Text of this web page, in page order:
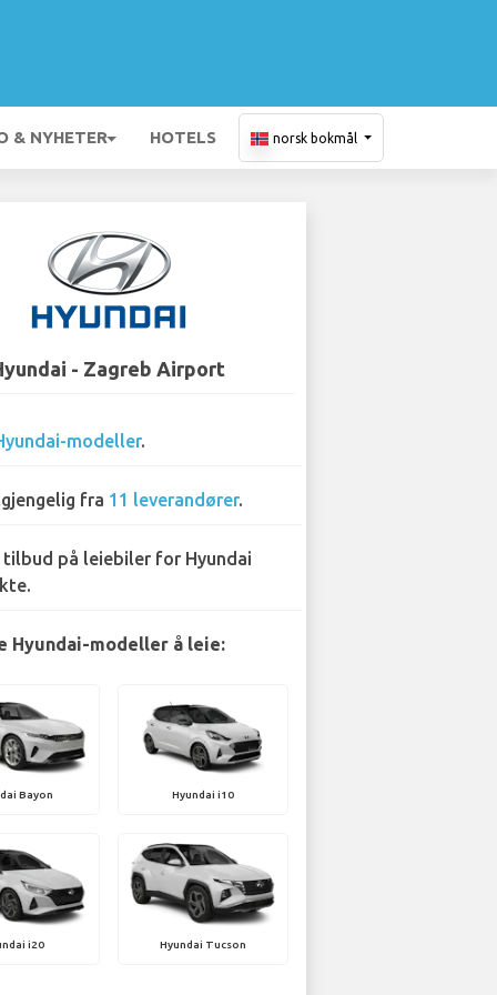
& NYHETER HOTELS norsk bokmål
- Zagreb Airport
modeller.
fra 11 leverandører.
tilbud på leiebiler for Hyundai
Hyundai-modeller å leie:
Bayon Hyundai i10
i20 Hyundai Tucson